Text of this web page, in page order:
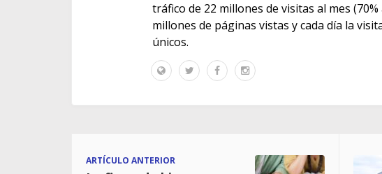
tráfico de 22 millones de visitas al mes
millones de páginas vistas y cada día la
únicos.
ARTÍCULO ANTERIOR